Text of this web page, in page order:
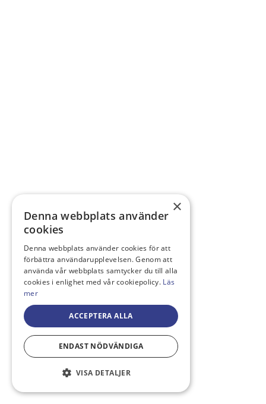
×
Denna webbplats använder
cookies
Denna webbplats använder cookies för att
förbättra användarupplevelsen. Genom att
använda vår webbplats samtycker du till alla
cookies i enlighet med vår cookiepolicy. Läs
mer
ACCEPTERA ALLA
ENDAST NÖDVÄNDIGA
VISA DETALJER